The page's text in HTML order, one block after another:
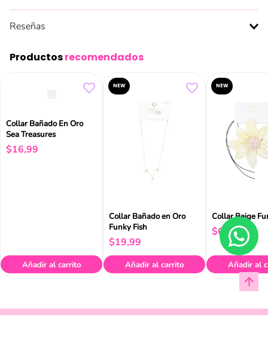
Reseñas
Productosrecomendados
Collar Bañado En Oro
Sea Treasures
$16,99
Añadir al carrito
NEW
Collar Bañado en Oro
Funky Fish
$19,99
Añadir al carrito
NEW
Collar Beige
$6 99
Añadir al